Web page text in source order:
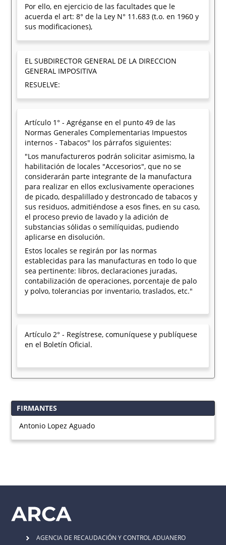
Por ello, en ejercicio de las facultades que le
acuerda el art: 8° de la Ley N° 11.683 (t.o. en 1960 y
sus modificaciones),
EL SUBDIRECTOR GENERAL DE LA DIRECCION
GENERAL IMPOSITIVA
RESUELVE:
Artículo 1° - Agréganse en el punto 49 de las
Normas Generales Complementarias Impuestos
internos - Tabacos" los párrafos siguientes:
"Los manufactureros podrán solicitar asimismo, la
habilitación de locales "Accesorios", que no se
considerarán parte integrante de la manufactura
para realizar en ellos exclusivamente operaciones
de picado, despalillado y destroncado de tabacos y
sus residuos, admitiéndose a esos fines, en su caso,
el proceso previo de lavado y la adición de
substancias sólidas o semilíquidas, pudiendo
aplicarse en disolución.
Estos locales se regirán por las normas
establecidas para las manufacturas en todo lo que
sea pertinente: libros, declaraciones juradas,
contabilización de operaciones, porcentaje de palo
y polvo, tolerancias por inventario, traslados, etc."
Artículo 2° - Regístrese, comuníquese y publíquese
en el Boletín Oficial.
FIRMANTES
Antonio Lopez Aguado
AGENCIA DE RECAUDACIÓN Y CONTROL ADUANERO